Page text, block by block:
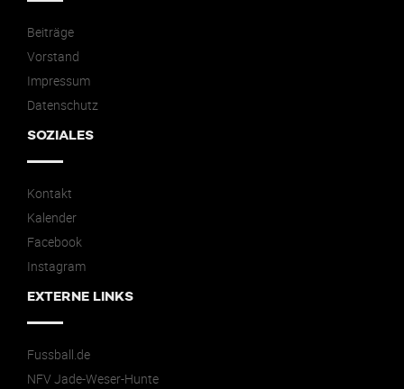
Beiträge
Vorstand
Impressum
Datenschutz
SOZIALES
Kontakt
Kalender
Facebook
Instagram
EXTERNE LINKS
Fussball.de
NFV Jade-Weser-Hunte